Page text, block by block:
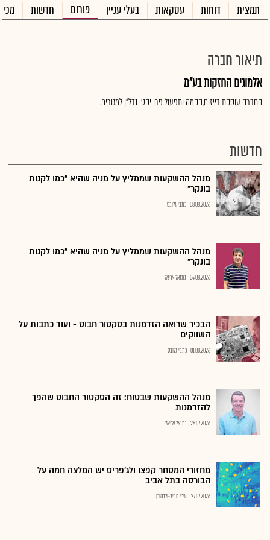
תמצית דוחות עסקאות בעלי עניין פורום חדשות
תיאור חברה
אלמוגים החזקות בע"מ
החברה עוסקת בייזום,הקמה ותפעול פרוייקטי נדל"ן למגורים.
חדשות
מנהל ההשקעות שממליץ על מניה שהיא "כמו לקנות
בונקר"
08.08.2026 כתבי גלובס
מנהל ההשקעות שממליץ על מניה שהיא "כמו לקנות
בונקר"
04.08.2026 נתנאל אריאל
הבכיר שרואה הזדמנות בסקטור חבוט - ועוד כתבות על
השווקים
01.08.2026 כתבי גלובס
מנהל ההשקעות שבטוח: זה הסקטור החבוט שהפך
להזדמנות
28.07.2026 נתנאל אריאל
מחזורי המסחר קפצו ולג'פריס יש המלצה חמה על
הבורסה בתל אביב
27.07.2026 שירי חביב-ולדהורן